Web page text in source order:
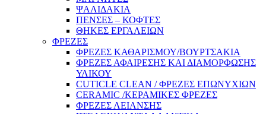
ΨΑΛΙΔΑΚΙΑ
ΠΕΝΣΕΣ – ΚΟΦΤΕΣ
ΘΗΚΕΣ ΕΡΓΑΛΕΙΩΝ
ΦΡΕΖΕΣ
ΦΡΕΖΕΣ ΚΑΘΑΡΙΣΜΟΥ/ΒΟΥΡΤΣΑΚΙΑ
ΦΡΕΖΕΣ ΑΦΑΙΡΕΣΗΣ ΚΑΙ ΔΙΑΜΟΡΦΩΣΗΣ
ΥΛΙΚΟΥ
CUTICLE CLEAN / ΦΡΕΖΕΣ ΕΠΩΝΥΧΙΩΝ
CERAMIC /ΚΕΡΑΜΙΚΕΣ ΦΡΕΖΕΣ
ΦΡΕΖΕΣ ΛΕΙΑΝΣΗΣ